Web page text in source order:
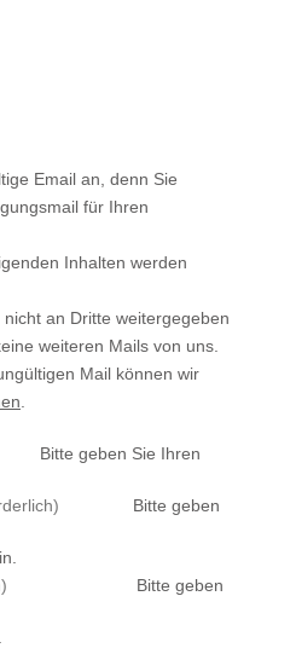
Email an, denn Sie
für Ihren
Inhalten werden
an Dritte weitergegeben
weiteren Mails von uns.
Mail können wir
Bitte geben Sie Ihren
Bitte geben
Bitte geben